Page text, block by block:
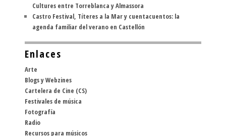
Cultures entre Torreblanca y Almassora
Castro Festival, Títeres a la Mar y cuentacuentos: la
agenda familiar del verano en Castellón
Enlaces
Arte
Blogs y Webzines
Cartelera de Cine (CS)
Festivales de música
Fotografía
Radio
Recursos para músicos